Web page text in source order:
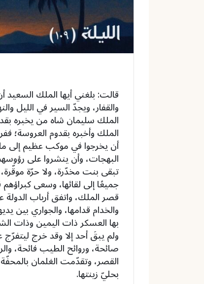
قالت: بلغني أيها الملك السعيد
والقفار، ويجدّ السير في الليل
الملك سليمان شاه من يخبره
الملك وأخبره بقدوم العروسة؛
أن يخرجوا في موكب عظيم إلى
البهجات، وأن ينشروا على رؤوسهم
تبقى بنت مخدّرة، ولا حرّة
جميعًا إلى لقائها، وسعى
قصر الملك، واتفق أرباب الدولة
والخدام قدامها، والجواري بين
بها العسكر ذات اليمين وذات
ولم يبقَ أحد إلا وقد خرج ليتفرّج
صائحة، وروائح الطيب فائحة،
القصر، وتقدّمت الغلمان
بحليّ زينتها.